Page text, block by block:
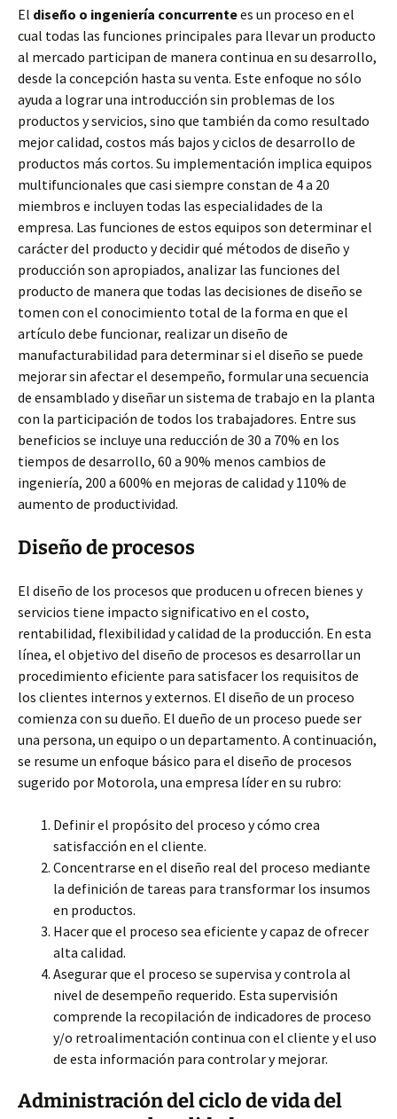
El diseño o ingeniería concurrentees un proceso en el
cual todas las funciones principales para llevar un producto
al mercado participan de manera continua en su desarrollo,
desde la concepción hasta su venta. Este enfoque no sólo
ayuda a lograr una introducción sin problemas de los
productos y servicios, sino que también da como resultado
mejor calidad, costos más bajos y ciclos de desarrollo de
productos más cortos. Su implementación implica equipos
multifuncionales que casi siempre constan de 4 a 20
miembros e incluyen todas las especialidades de la
empresa. Las funciones de estos equipos son determinar el
carácter del producto y decidir qué métodos de diseño y
producción son apropiados, analizar las funciones del
producto de manera que todas las decisiones de diseño se
tomen con el conocimiento total de la forma en que el
artículo debe funcionar, realizar un diseño de
manufacturabilidad para determinar si el diseño se puede
mejorar sin afectar el desempeño, formular una secuencia
de ensamblado y diseñar un sistema de trabajo en la planta
con la participación de todos los trabajadores. Entre sus
beneficios se incluye una reducción de 30 a 70% en los
tiempos de desarrollo, 60 a 90% menos cambios de
ingeniería, 200 a 600% en mejoras de calidad y 110% de
aumento de productividad.
Diseño de procesos
El diseño de los procesos que producen u ofrecen bienes y
servicios tiene impacto significativo en el costo,
rentabilidad, flexibilidad y calidad de la producción. En esta
línea, el objetivo del diseño de procesos es desarrollar un
procedimiento eficiente para satisfacer los requisitos de
los clientes internos y externos. El diseño de un proceso
comienza con su dueño. El dueño de un proceso puede ser
una persona, un equipo o un departamento. A continuación,
se resume un enfoque básico para el diseño de procesos
sugerido por Motorola, una empresa líder en su rubro:
Definir el propósito del proceso y cómo crea
satisfacción en el cliente.
Concentrarse en el diseño real del proceso mediante
la definición de tareas para transformar los insumos
en productos.
Hacer que el proceso sea eficiente y capaz de ofrecer
alta calidad.
Asegurar que el proceso se supervisa y controla al
nivel de desempeño requerido. Esta supervisión
comprende la recopilación de indicadores de proceso
y/o retroalimentación continua con el cliente y el uso
de esta información para controlar y mejorar.
Administración del ciclo de vida del